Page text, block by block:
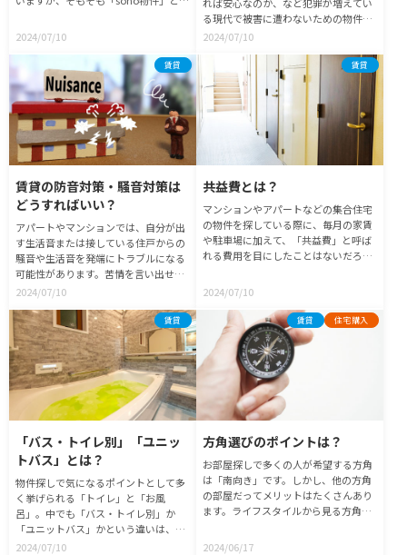
メリットは何かを紹介します。
2024/07/10
る現代で被害に遭わないための物件選
びとその対策について紹介します。
2024/07/10
賃貸
賃貸の防音対策・騒音対策は
どうすればいい？
アパートやマンションでは、自分が出
す生活音または接している住戸からの
騒音や生活音を発端にトラブルになる
可能性があります。苦情を言い出せな
い方も多くいると思いますので、ここ
いて紹介します。
2024/07/10
賃貸
共益費とは？
マンションやアパートなどの集合住宅
の物件を探している際に、毎月の家賃
や駐車場に加えて、「共益費」と呼ば
れる費用を目にしたことはないだろう
物を複数の住民で共有するための重要
な資金源として、快適かつ安全な住環
境を支えるための費用。集合住宅を維
持していくために、不可欠なコストに
なります。とはいえ、どう活用されて
いるのか実態がわからないと、「本当
にこんなに払う必要があるの？」なん
て疑問に感じてしまいます。 共益費に
ついて、概要と具体的な用途などを解
説していきます。
2024/07/10
賃貸
「バス・トイレ別」「ユニッ
トバス」とは？
物件探しで気になるポイントとして多
く挙げられる「トイレ」と「お風
呂」。中でも「バス・トイレ別」か
「ユニットバス」かという違いは、多
くの方が気になるところではないでし
2024/07/10
賃貸 住宅購入
方角選びのポイントは？
お部屋探しで多くの人が希望する方角
は「南向き」です。しかし、他の方角
の部屋だってメリットはたくさんあり
ます。ライフスタイルから見る方角選
2024/06/17